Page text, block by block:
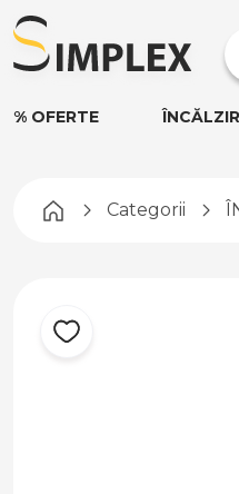
% OFERTE
Pagina principală
Categorii